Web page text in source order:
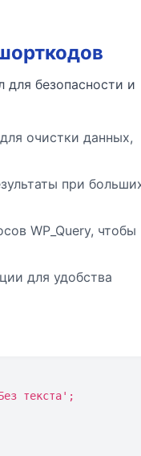
безопасности и
для очистки данных,
при
WP_Query, чтобы
для удобства